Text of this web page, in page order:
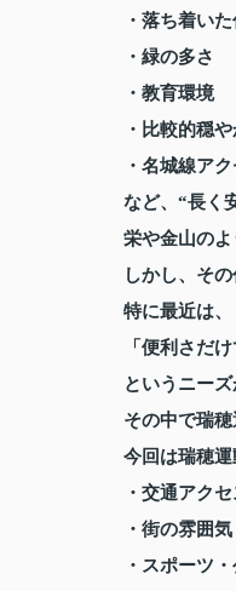
・落ち着い
・緑の多さ
・教育環境
・比較的穏
・名城線ア
など、“長く
栄や金山のよ
しかし、そ
特に最近は、
「便利さだ
というニーズ
その中で瑞
今回は瑞穂運
・交通アクセ
・街の雰囲気
・スポーツ